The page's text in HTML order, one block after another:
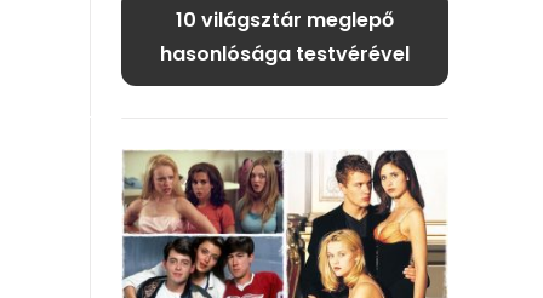
10 világsztár meglepő
hasonlósága testvérével